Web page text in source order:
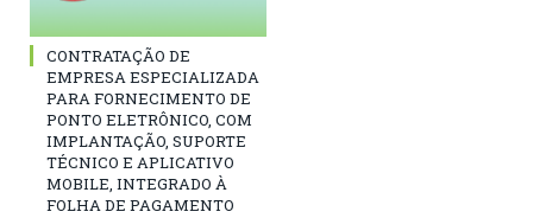
CONTRATAÇÃO DE
EMPRESA ESPECIALIZADA
PARA FORNECIMENTO DE
PONTO ELETRÔNICO, COM
IMPLANTAÇÃO, SUPORTE
TÉCNICO E APLICATIVO
MOBILE, INTEGRADO À
FOLHA DE PAGAMENTO